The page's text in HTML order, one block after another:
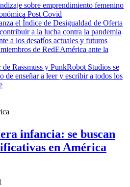
sobre emprendimiento femenino
Post Covid
el Índice de Desigualdad de Oferta
a la lucha contra la pandemia
a los desafíos actuales y futuros
de RedEAmérica ante la
Rassmuss y PunkRobot Studios se
de enseñar a leer y escribir a todos los
infancia: se buscan
en América